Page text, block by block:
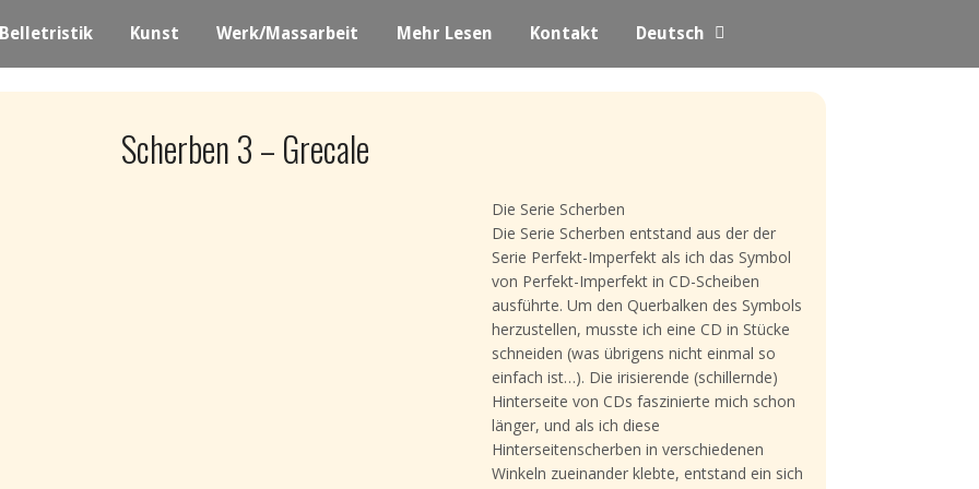
Belletristik Kunst Werk/Massarbeit Mehr Lesen Kontakt Deutsch
Scherben 3 – Grecale
Die Serie Scherben
Die Serie Scherben entstand aus der der
Serie Perfekt-Imperfekt als ich das Symbol
von Perfekt-Imperfekt in CD-Scheiben
ausführte. Um den Querbalken des Symbols
herzustellen, musste ich eine CD in Stücke
schneiden (was übrigens nicht einmal so
einfach ist…). Die irisierende (schillernde)
Hinterseite von CDs faszinierte mich schon
länger, und als ich diese
Hinterseitenscherben in verschiedenen
Winkeln zueinander klebte, entstand ein sich